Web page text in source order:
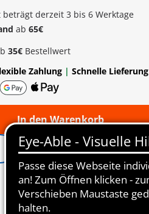
beträgt derzeit 3 bis 6 Werktage
ab 65€
35€Bestellwert
Zahlung| Schnelle Lieferung
In den Warenkorb